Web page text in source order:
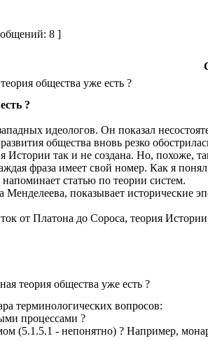
8 ]
общества уже есть ?
?
идеологов. Он показал
общества вновь резко
так и не создана. Но, похоже,
фраза имеет свой номер. Как я
статью по теории систем.
Менделеева, показывает исторические
от Платона до Сороса, теория
теория общества уже есть ?
терминологических вопросов:
процессами ?
(5.1.5.1 - непонятно) ? Например,